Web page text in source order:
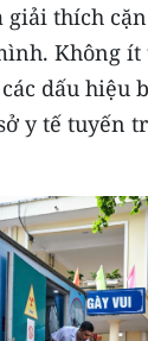
giải thích
Không
dấu hiệu
y tế tuyến